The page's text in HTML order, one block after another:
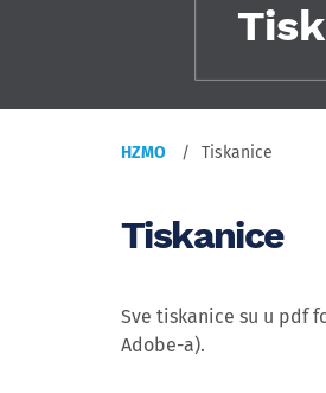
HZMO Tiskanice
Tiskanice
Sve tiskanice su u pdf
Adobe-a).